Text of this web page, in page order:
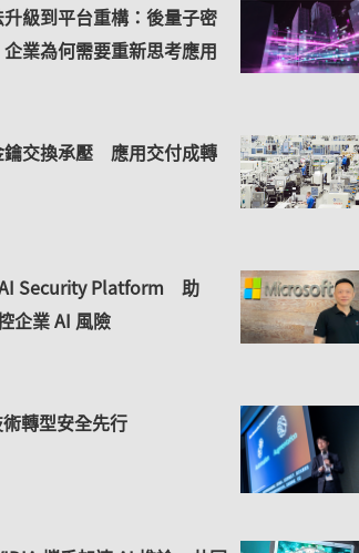
級到平台重構：後量子密
業為何需要重新思考應用
鑰交換承壓 應用交付成轉
Security Platform 助
企業 AI 風險
轉型安全先行